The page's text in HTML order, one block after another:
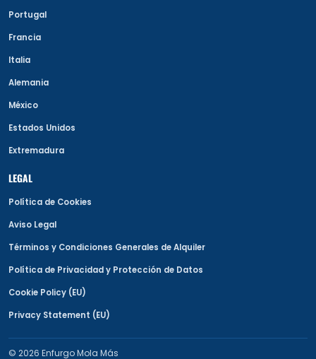
Portugal
Francia
Italia
Alemania
México
Estados Unidos
Extremadura
LEGAL
Política de Cookies
Aviso Legal
Términos y Condiciones Generales de Alquiler
Política de Privacidad y Protección de Datos
Cookie Policy (EU)
Privacy Statement (EU)
© 2026 Enfurgo Mola Más